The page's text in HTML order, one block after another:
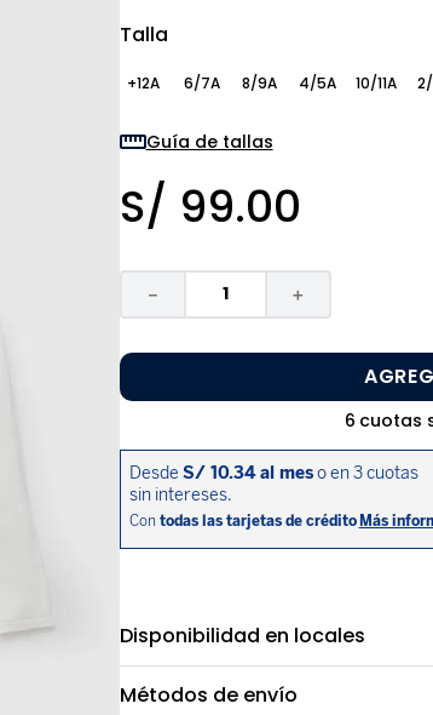
Talla
+12A 6/7A 8/9A 4/5A 10/11A
Guía de tallas
S/ 99.00
＋
－
6 cuotas
Disponibilidad en locales
Métodos de envío